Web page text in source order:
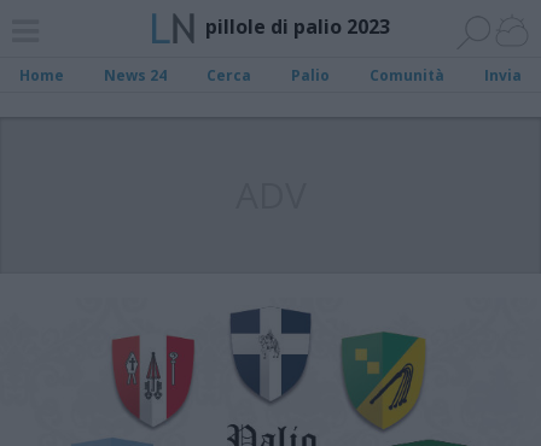
pillole di palio 2023
Home News 24 Cerca Palio Comunità Invia